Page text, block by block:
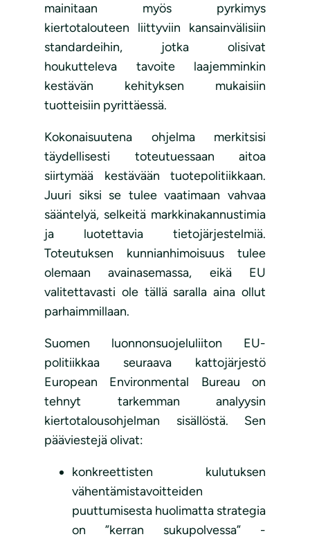
mainitaan myös pyrkimys
kiertotalouteen liittyviin kansainvälisiin
standardeihin, jotka olisivat
houkutteleva tavoite laajemminkin
kestävän kehityksen mukaisiin
tuotteisiin pyrittäessä.
Kokonaisuutena ohjelma merkitsisi
täydellisesti toteutuessaan aitoa
siirtymää kestävään tuotepolitiikkaan.
Juuri siksi se tulee vaatimaan vahvaa
sääntelyä, selkeitä markkinakannustimia
ja luotettavia tietojärjestelmiä.
Toteutuksen kunnianhimoisuus tulee
olemaan avainasemassa, eikä EU
valitettavasti ole tällä saralla aina ollut
parhaimmillaan.
Suomen luonnonsuojeluliiton EU-
politiikkaa seuraava kattojärjestö
European Environmental Bureau on
tehnyt tarkemman analyysin
kiertotalousohjelman sisällöstä. Sen
pääviestejä olivat:
konkreettisten kulutuksen
vähentämistavoitteiden
puuttumisesta huolimatta strategia
on ”kerran sukupolvessa” -